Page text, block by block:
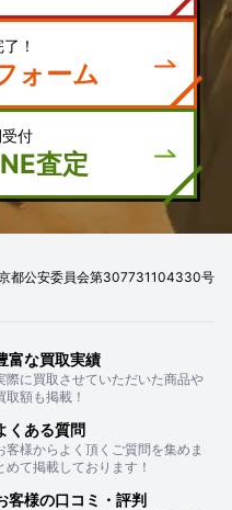
！
ォーム
付
査定
都公安委員会第307731104330号
富な買取実績
際に買取させていただいた商品や
取額も掲載！
くある質問
客様からよく頂くご質問を集めま
めて掲載しております！
客様の口コミ・評判